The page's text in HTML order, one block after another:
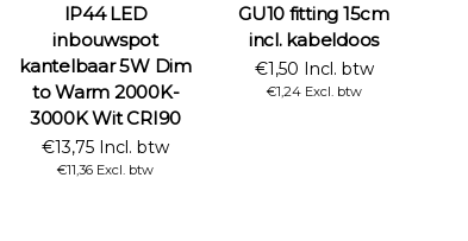
IP44 LED
inbouwspot
kantelbaar 5W Dim
to Warm 2000K-
3000K Wit CRI90
€13,75 Incl. btw
€11,36 Excl. btw
GU10 fitting 15cm
incl. kabeldoos
€1,50 Incl. btw
€1,24 Excl. btw